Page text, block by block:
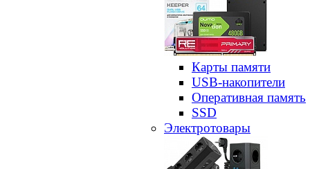
Карты памяти
USB-накопители
Оперативная память
SSD
Электротовары